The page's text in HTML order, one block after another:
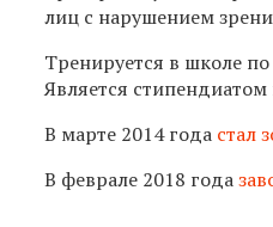
лиц с нарушением
Тренируется в школе
Является
В марте 2014 года стал
В феврале 2018 года